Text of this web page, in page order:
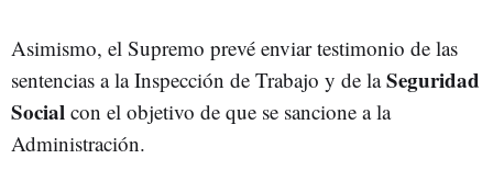
Asimismo, el Supremo prevé enviar testimonio de las
sentencias a la Inspección de Trabajo y de laSeguridad
Social con el objetivo de que se sancione a la
Administración.